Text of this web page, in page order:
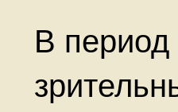
В период